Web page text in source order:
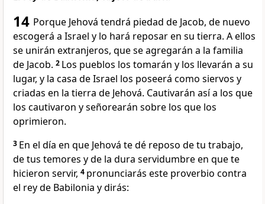
14 Porque Jehová tendrá piedad de Jacob, de nuevo
escogerá a Israel y lo hará reposar en su tierra. A ellos
se unirán extranjeros, que se agregarán a la familia
de Jacob. 2 Los pueblos los tomarán y los llevarán a su
lugar, y la casa de Israel los poseerá como siervos y
criadas en la tierra de Jehová. Cautivarán así a los que
los cautivaron y señorearán sobre los que los
oprimieron.
3 En el día en que Jehová te dé reposo de tu trabajo,
de tus temores y de la dura servidumbre en que te
hicieron servir, 4 pronunciarás este proverbio contra
el rey de Babilonia y dirás: